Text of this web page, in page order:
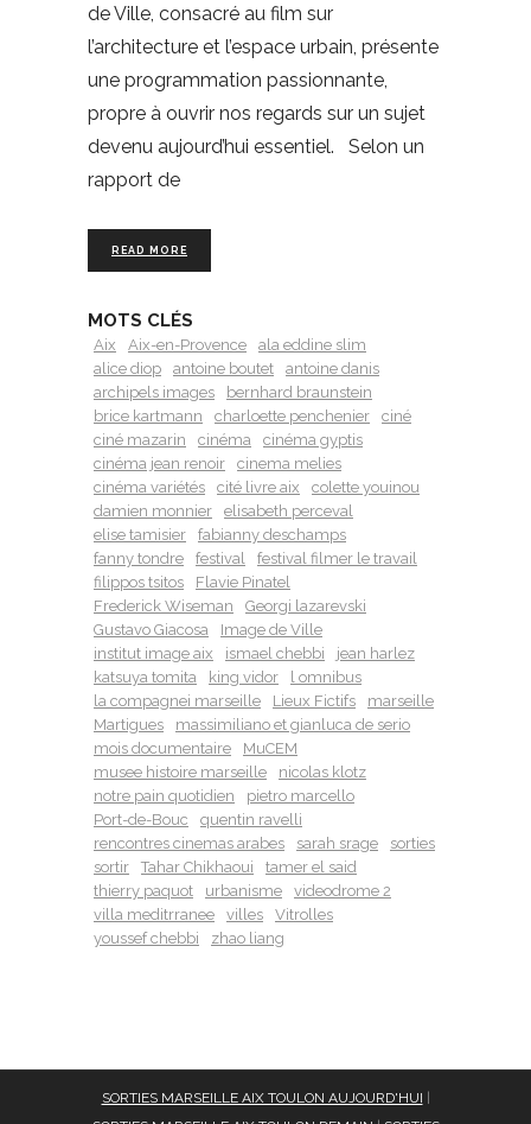
de Ville, consacré au film sur
l’architecture et l’espace urbain, présente
une programmation passionnante,
propre à ouvrir nos regards sur un sujet
devenu aujourd’hui essentiel. Selon un
rapport de
READ MORE
MOTS CLÉS
Aix Aix-en-Provence
ala eddine slim
alice diop
antoine boutet
antoine danis
archipels images
bernhard braunstein
brice kartmann
charloette penchenier
ciné
ciné mazarin
cinéma
cinéma gyptis
cinéma jean renoir
cinema melies
cinéma variétés
cité livre aix
colette youinou
damien monnier
elisabeth perceval
elise tamisier
fabianny deschamps
fanny tondre
festival
festival filmer le travail
filippos tsitos
Flavie Pinatel
Frederick Wiseman
Georgi lazarevski
Gustavo Giacosa
Image de Ville
institut image aix
ismael chebbi
jean harlez
katsuya tomita
king vidor
l omnibus
la compagnei marseille
Lieux Fictifs
marseille
Martigues
massimiliano et gianluca de serio
mois documentaire
MuCEM
musee histoire marseille
nicolas klotz
notre pain quotidien
pietro marcello
Port-de-Bouc
quentin ravelli
rencontres cinemas arabes
sarah srage
sorties
sortir
Tahar Chikhaoui
tamer el said
thierry paquot
urbanisme
videodrome 2
villa meditrranee
villes
Vitrolles
youssef chebbi
zhao liang
SORTIES MARSEILLE AIX TOULON AUJOURD'HUI |